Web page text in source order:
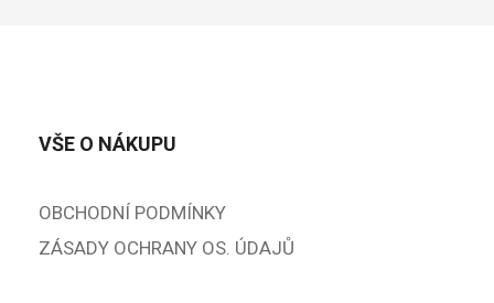
VŠE O NÁKUPU
OBCHODNÍ PODMÍNKY
ZÁSADY OCHRANY OS. ÚDAJŮ